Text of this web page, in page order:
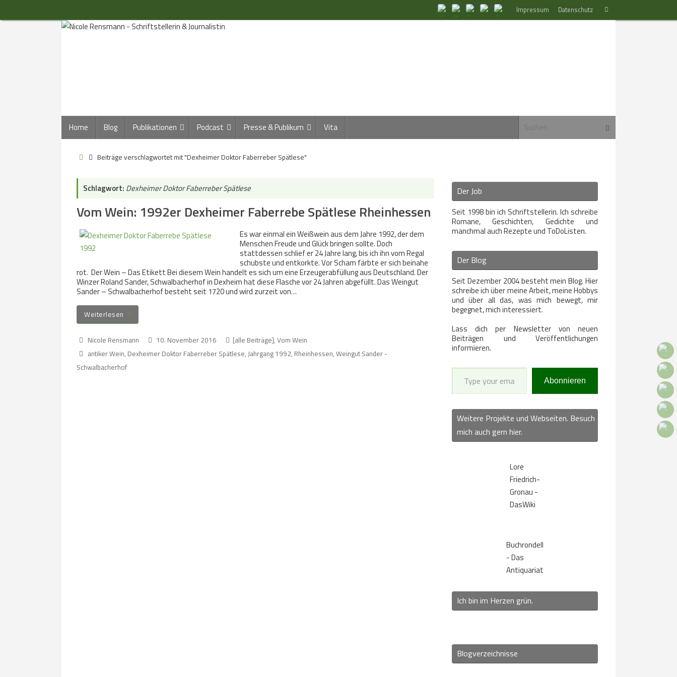
Inhalt
Impressum Datenschutz
nach:
Suchen
Inhalt
springen
Home Blog Publikationen Podcast Presse & Publikum Vita Suchen
StartBeiträge verschlagwortet mit "Dexheimer Doktor Faberreber Spätlese"
Schlagwort: Dexheimer Doktor Faberreber Spätlese
Vom Wein: 1992er Dexheimer Faberrebe Spätlese Rheinhessen
Es war einmal ein Weißwein aus dem Jahre 1992, der dem
Menschen Freude und Glück bringen sollte. Doch
stattdessen schlief er 24 Jahre lang, bis ich ihn vom Regal
schubste und entkorkte. Vor Scham färbte er sich beinahe
rot. Der Wein – Das Etikett Bei diesem Wein handelt es sich um eine Erzeugerabfüllung aus Deutschland. Der
Winzer Roland Sander, Schwalbacherhof in Dexheim hat diese Flasche vor 24 Jahren abgefüllt. Das Weingut
Sander – Schwalbacherhof besteht seit 1720 und wird zurzeit von…
Weiterlesen
Nicole Rensmann 10. November 2016 [alle Beiträge], Vom Wein
antiker Wein, Dexheimer Doktor Faberreber Spätlese, Jahrgang 1992, Rheinhessen,Weingut Sander -
Schwalbacherhof
Der Job
Seit 1998 bin ich Schriftstellerin. Ich schreibe
Romane, Geschichten, Gedichte und
manchmal auch Rezepte und ToDoListen.
Der Blog
Seit Dezember 2004 besteht mein Blog. Hier
schreibe ich über meine Arbeit, meine Hobbys
und über all das, was mich bewegt, mir
begegnet, mich interessiert.
Lass dich per Newsletter von neuen
Beiträgen und Veröffentlichungen
informieren.
Type your email…
Abonnieren
Weitere Projekte und Webseiten. Besuch
mich auch gern hier.
Lore
Friedrich-
Gronau -
DasWiki
Buchrondell
- Das
Antiquariat
Ich bin im Herzen grün.
Blogverzeichnisse